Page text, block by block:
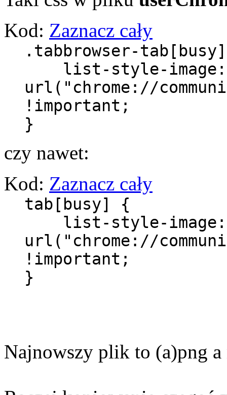
Kod: Zaznacz cały
.tabbrowser-
list-style-image:
url("chrome://
!important;
}
czy nawet:
Kod: Zaznacz cały
tab[busy] {
list-style-image:
url("chrome://
!important;
}
Najnowszy plik to (a)png